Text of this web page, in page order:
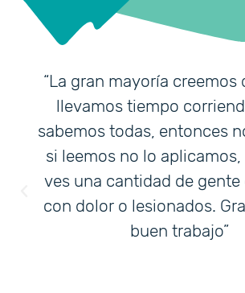
“La gran mayoría creemos
llevamos tiempo
sabemos todas, entonces
si leemos no lo
ves una cantidad de
con dolor o lesionados.
buen trabajo”